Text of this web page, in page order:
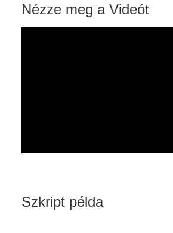
Nézze meg a Videót
Szkript példa